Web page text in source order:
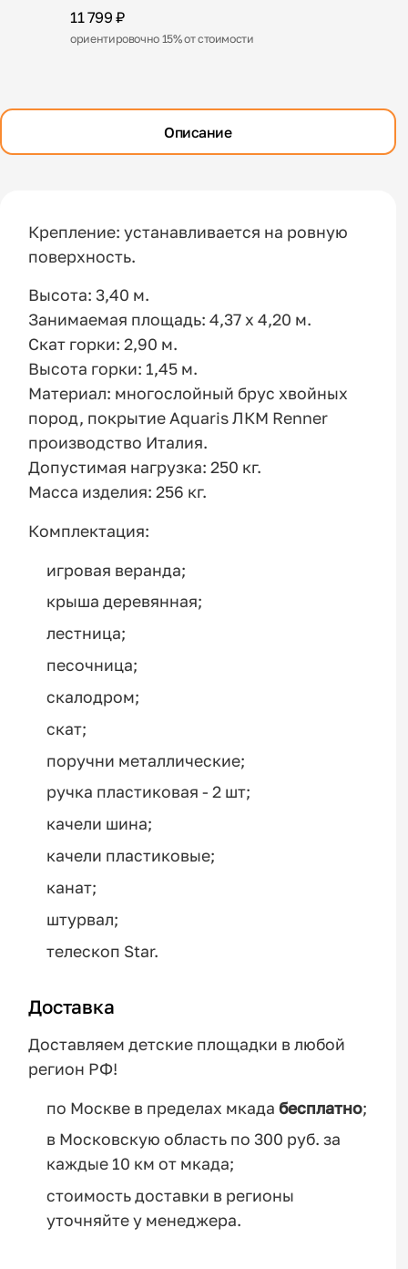
11 799 ₽
ориентировочно 15% от стоимости
Описание
Крепление: устанавливается на ровную
поверхность.
Высота: 3,40 м.
Занимаемая площадь: 4,37 х 4,20 м.
Скат горки: 2,90 м.
Высота горки: 1,45 м.
Материал: многослойный брус хвойных
пород, покрытие Aquaris ЛКМ Renner
производство Италия.
Допустимая нагрузка: 250 кг.
Масса изделия: 256 кг.
Комплектация:
игровая веранда;
крыша деревянная;
лестница;
песочница;
скалодром;
скат;
поручни металлические;
ручка пластиковая - 2 шт;
качели шина;
качели пластиковые;
канат;
штурвал;
телескоп Star.
Доставка
Доставляем детские площадки в любой
регион РФ!
по Москве в пределах мкада бесплатно;
в Московскую область по 300 руб. за
каждые 10 км от мкада;
стоимость доставки в регионы
уточняйте у менеджера.